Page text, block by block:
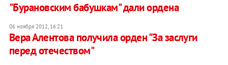
"Бурановским бабушкам" дали ордена
06 ноября 2012, 16:21
Вера Алентова получила орден "За заслуги
перед отечеством"